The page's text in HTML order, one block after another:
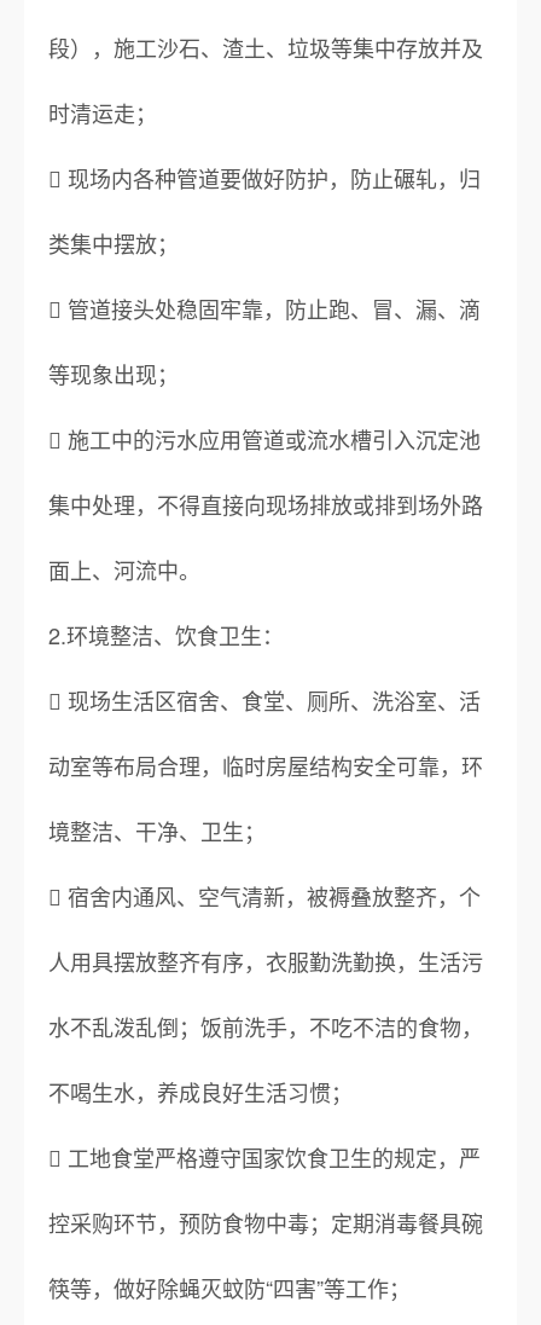
段），施工沙石、渣土、垃圾等集中存放并及
时清运走；
 现场内各种管道要做好防护，防止碾轧，归
类集中摆放；
 管道接头处稳固牢靠，防止跑、冒、漏、滴
等现象出现；
 施工中的污水应用管道或流水槽引入沉定池
集中处理，不得直接向现场排放或排到场外路
面上、河流中。
2.环境整洁、饮食卫生：
 现场生活区宿舍、食堂、厕所、洗浴室、活
动室等布局合理，临时房屋结构安全可靠，环
境整洁、干净、卫生；
 宿舍内通风、空气清新，被褥叠放整齐，个
人用具摆放整齐有序，衣服勤洗勤换，生活污
水不乱泼乱倒；饭前洗手，不吃不洁的食物，
不喝生水，养成良好生活习惯；
 工地食堂严格遵守国家饮食卫生的规定，严
控采购环节，预防食物中毒；定期消毒餐具碗
筷等，做好除蝇灭蚊防“四害”等工作；